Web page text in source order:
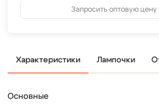
Запросить оптовую цену
Характеристики Лампочки
Основные